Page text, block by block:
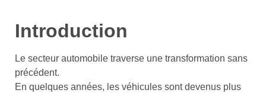
Introduction
Le secteur automobile traverse une transformation sans
précédent.
En quelques années, les véhicules sont devenus plus